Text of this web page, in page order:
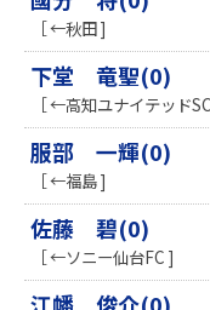
［ ←秋田 ]
下堂 竜聖(0)
［ ←高知ユナイテッド
服部 一輝(0)
［ ←福島 ]
佐藤 碧(0)
［ ←ソニー仙台FC ]